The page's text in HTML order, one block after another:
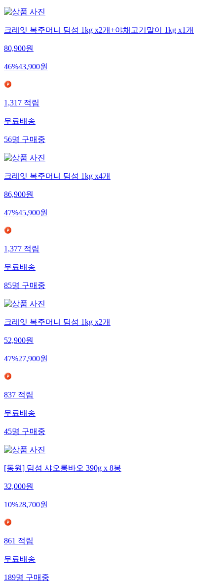
크레잇 복주머니 딤섬 1kg x2개+야채고기말이 1kg x1개
80,900원
46%43,900원
1,317적립
무료배송
56명구매중
크레잇 복주머니 딤섬 1kg x4개
86,900원
47%45,900원
1,377적립
무료배송
85명구매중
크레잇 복주머니 딤섬 1kg x2개
52,900원
47%27,900원
837적립
무료배송
45명구매중
[동원] 딤섬 샤오롱바오 390g x 8봉
32,000원
10%28,700원
861적립
무료배송
189명구매중